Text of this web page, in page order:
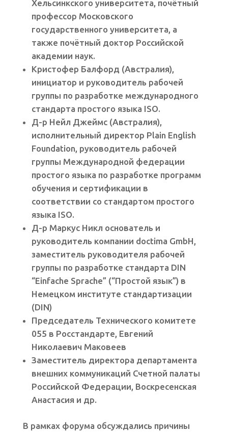
Хельсинкского университета, почётный
профессор Московского
государственного университета, а
также почётный доктор Российской
академии наук.
Кристофер Балфорд (Австралия),
инициатор и руководитель рабочей
группы по разработке международного
стандарта простого языка ISO.
Д-р Нейл Джеймс (Австралия),
исполнительный директор Plain English
Foundation, руководитель рабочей
группы Международной федерации
простого языка по разработке программ
обучения и сертификации в
соответствии со стандартом простого
языка ISO.
Д-р Маркус Никл основатель и
руководитель компании doctima GmbH,
заместитель руководителя рабочей
группы по разработке стандарта DIN
“Einfache Sprache” (“Простой язык”) в
Немецком институте стандартизации
(DIN)
Председатель Технического комитете
055 в Росстандарте, Евгений
Николаевич Маковеев
Заместитель директора департамента
внешних коммуникаций Счетной палаты
Российской Федерации, Воскресенская
Анастасия и др.
В рамках форума обсуждались причины